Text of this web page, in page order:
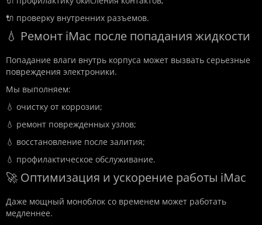
🔌 проверку внутренних разъемов.
💧 Ремонт iMac после попадания жидкости
Попадание влаги внутрь корпуса может вызвать серьезные
повреждения электроники.
Мы выполняем:
💧 очистку от коррозии;
💧 ремонт поврежденных узлов;
💧 восстановление после залития;
💧 профилактическое обслуживание.
🚀 Оптимизация и ускорение работы iMac
Даже мощный моноблок со временем может работать
медленнее.